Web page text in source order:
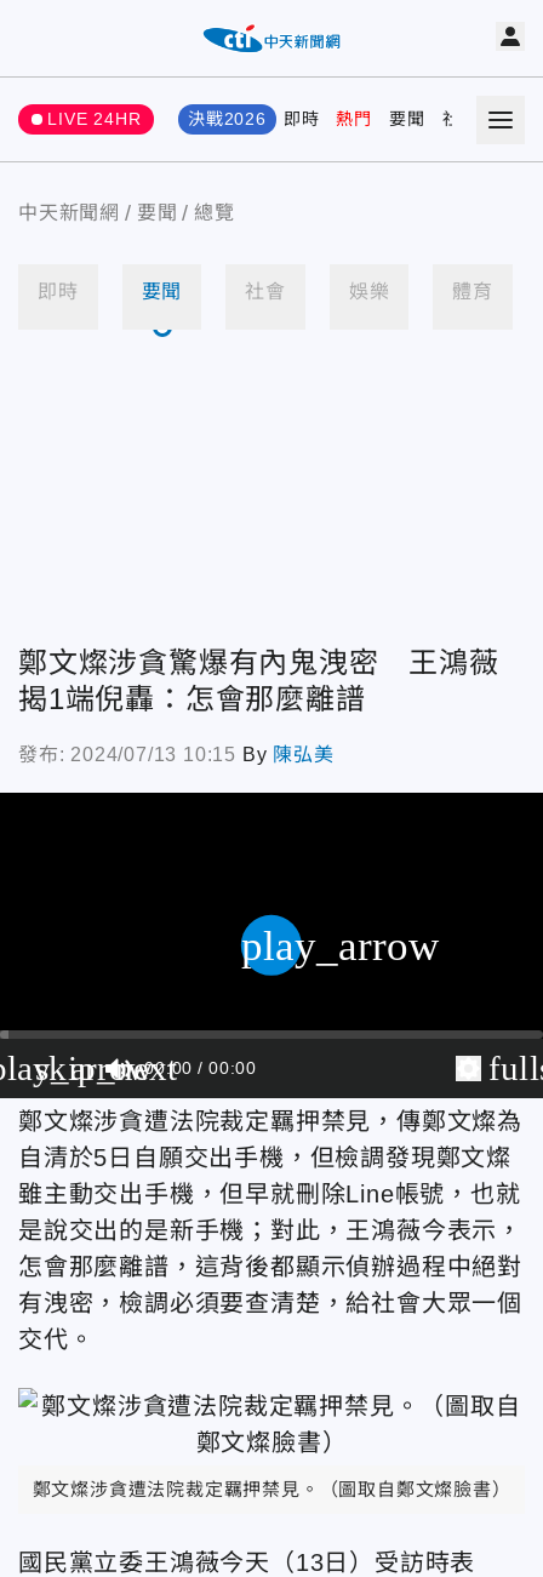
LIVE 24HR 決戰2026 即時 熱門 要聞 社會 娛樂
中天新聞網 要聞 總覽
即時 要聞 社會 娛樂 體育
鄭文燦涉貪驚爆有內鬼洩密 王鴻薇
揭1端倪轟：怎會那麼離譜
發布: 2024/07/13 10:15 By 陳弘美
skip_next
00:00 00:00
play_arrow
鄭文燦涉貪遭法院裁定羈押禁見，傳鄭文燦為
自清於5日自願交出手機，但檢調發現鄭文燦
雖主動交出手機，但早就刪除Line帳號，也就
是說交出的是新手機；對此，王鴻薇今表示，
怎會那麼離譜，這背後都顯示偵辦過程中絕對
有洩密，檢調必須要查清楚，給社會大眾一個
交代。
鄭文燦涉貪遭法院裁定羈押禁見。（圖取自鄭文燦臉書）
國民黨立委王鴻薇今天（13日）受訪時表